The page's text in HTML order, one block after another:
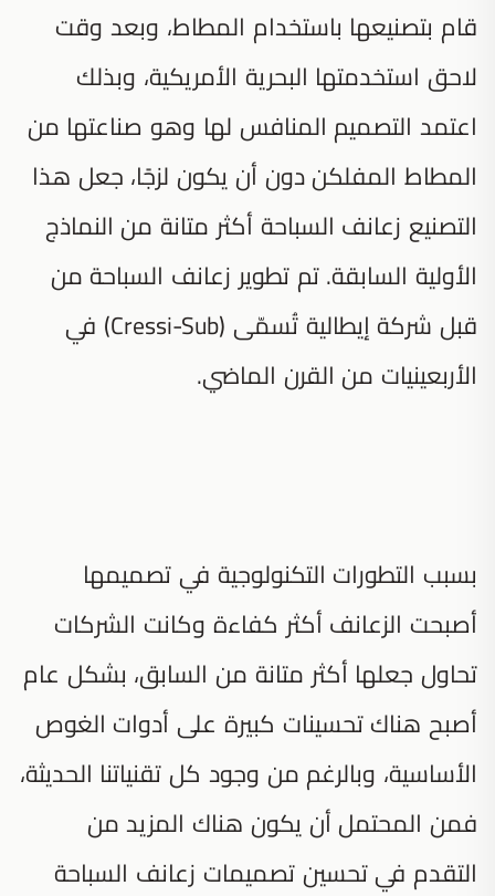
قام بتصنيعها باستخدام المطاط، وبعد وقت
لاحق استخدمتها البحرية الأمريكية، وبذلك
اعتمد التصميم المنافس لها وهو صناعتها من
المطاط المفلكن دون أن يكون لزجًا، جعل هذا
التصنيع زعانف السباحة أكثر متانة من النماذج
الأولية السابقة. تم تطوير زعانف السباحة من
قبل شركة إيطالية تُسمّى (Cressi-Sub) في
الأربعينيات من القرن الماضي.
بسبب التطورات التكنولوجية في تصميمها
أصبحت الزعانف أكثر كفاءة وكانت الشركات
تحاول جعلها أكثر متانة من السابق، بشكل عام
أصبح هناك تحسينات كبيرة على أدوات الغوص
الأساسية، وبالرغم من وجود كل تقنياتنا الحديثة،
فمن المحتمل أن يكون هناك المزيد من
التقدم في تحسين تصميمات زعانف السباحة